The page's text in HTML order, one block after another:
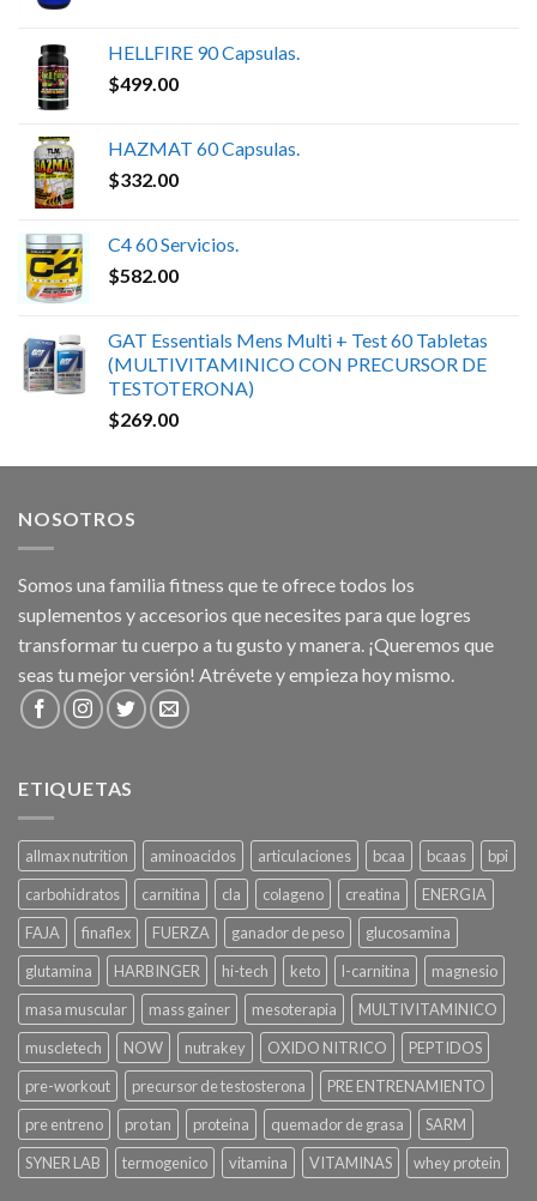
HELLFIRE 90 Capsulas.
$499.00
HAZMAT 60 Capsulas.
$332.00
C4 60 Servicios.
$582.00
GAT Essentials Mens Multi + Test 60 Tabletas
(MULTIVITAMINICO CON PRECURSOR DE
TESTOTERONA)
$269.00
NOSOTROS
Somos una familia fitness que te ofrece todos los
suplementos y accesorios que necesites para que logres
transformar tu cuerpo a tu gusto y manera. ¡Queremos que
seas tu mejor versión! Atrévete y empieza hoy mismo.
ETIQUETAS
allmax nutrition aminoacidos articulaciones bcaa bcaas
bpi
carbohidratos
carnitina cla colageno creatina
ENERGIA
FAJA
finaflex FUERZA ganador de peso
glucosamina
glutamina
HARBINGER hi-tech keto l-carnitina
magnesio
masa muscular
mass gainer mesoterapia
MULTIVITAMINICO
muscletech
NOW nutrakey OXIDO NITRICO
PEPTIDOS
pre-workout
precursor de testosterona
PRE ENTRENAMIENTO
pre entreno
pro tan proteina quemador de grasa
SARM
SYNER LAB
termogenico vitamina VITAMINAS whey protein